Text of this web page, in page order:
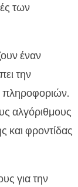
των
έναν
την
πληροφοριών.
αλγόριθμους
και φροντίδας
για την